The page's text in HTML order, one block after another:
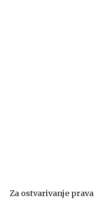
Za ostvarivanje